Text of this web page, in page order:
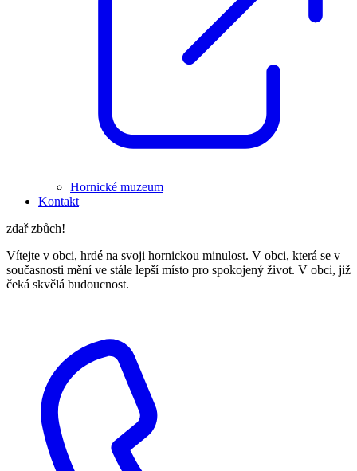
Hornické muzeum
Kontakt
zdař zbůch!
Vítejte v obci, hrdé na svoji hornickou minulost. V obci, která se v
současnosti mění ve stále lepší místo pro spokojený život. V obci, již
čeká skvělá budoucnost.